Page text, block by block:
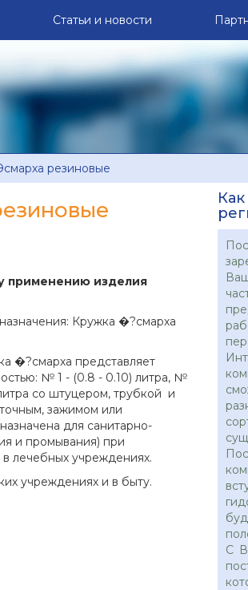
Статьи и новости
резиновые
применению изделия
Кружка �?смарха
�?смарха представляет
№ 1 - (0.8 - 0.10) литра, №
со штуцером, трубкой и
зажимом или
для санитарно-
и промывания) при
лечебных учреждениях.
учреждениях и в быту.
С